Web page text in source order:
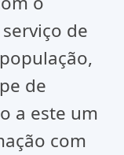
de
de
a este um
com